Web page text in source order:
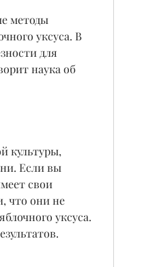
методы
уксуса. В
для
наука об
культуры,
Если вы
свои
что они не
уксуса.